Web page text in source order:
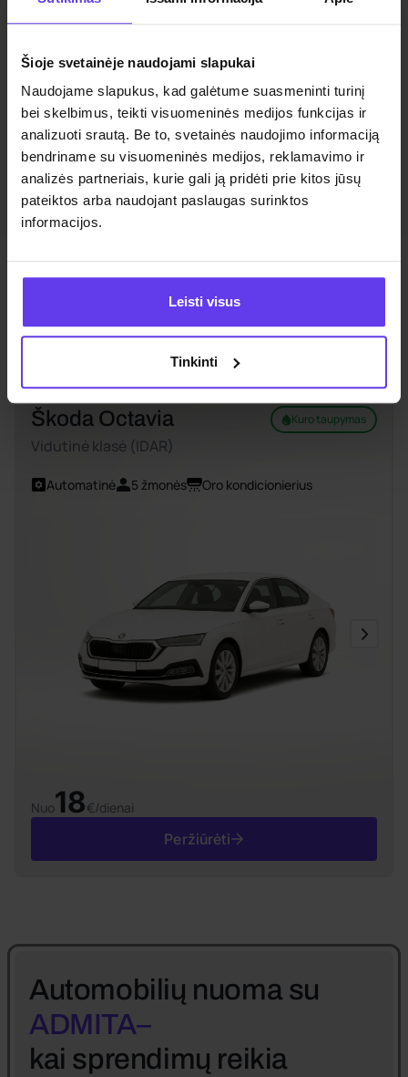
Šioje svetainėje naudojami slapukai
Naudojame slapukus, kad galėtume suasmeninti turinį
bei skelbimus, teikti visuomeninės medijos funkcijas ir
analizuoti srautą. Be to, svetainės naudojimo informaciją
bendriname su visuomeninės medijos, reklamavimo ir
analizės partneriais, kurie gali ją pridėti prie kitos jūsų
pateiktos arba naudojant paslaugas surinktos
informacijos.
Leisti visus
Tinkinti
versijos užtikrina mažas išlaidas kurui.
Modernios technologijos – navigacija, parkavimo
funkcijos.
Volkswagen Passat universalas – idealus pasirinkimas
kelionei po Palangą ir pajūrį
Rodyti daugiau
Mūsų automobiliai
Peržiūrėti visus automobilius
Škoda Octavia
Vidutinė klasė (IDAR)
Kuro taupymas
Automatinė 5 žmonės Oro kondicionierius
Nuo18€/dienai
Peržiūrėti
Automobilių nuoma su
ADMITA–
kai sprendimų reikia